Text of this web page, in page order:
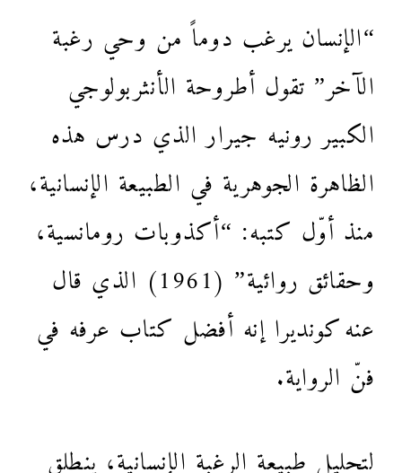
“الإنسان يرغب دوماً من وحي رغبة
الآخر” تقول أطروحة الأنثربولوجي
الكبير رونيه جيرار الذي درس هذه
الظاهرة الجوهرية في الطبيعة الإنسانية،
منذ أوّل كتبه: “أكذوبات رومانسية،
وحقائق روائية” (1961) الذي قال
عنه كونديرا إنه أفضل كتاب عرفه في
فنّ الرواية.
لتحليل طبيعة الرغبة الإنسانية، ينطلق